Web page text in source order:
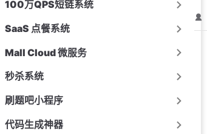
100万QPS短链系统
SaaS 点餐系统
Mall Cloud 微服务
秒杀系统
刷题吧小程序
代码生成神器